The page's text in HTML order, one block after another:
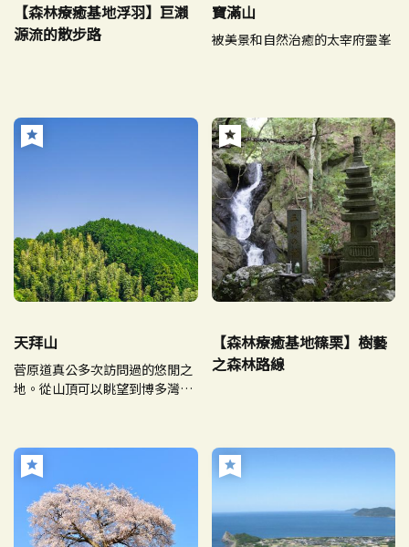
【森林療癒基地浮羽】巨瀨
源流的散步路
寶滿山
被美景和自然治癒的太宰府靈峯
天拜山
菅原道真公多次訪問過的悠閒之
地。從山頂可以眺望到博多灣的
【森林療癒基地篠栗】樹藝
之森林路線